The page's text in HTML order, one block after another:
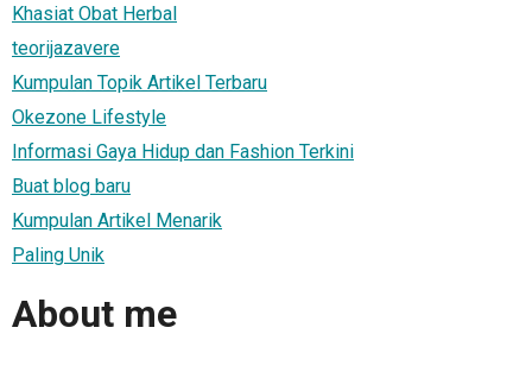
Khasiat Obat Herbal
teorijazavere
Kumpulan Topik Artikel Terbaru
Okezone Lifestyle
Informasi Gaya Hidup dan Fashion Terkini
Buat blog baru
Kumpulan Artikel Menarik
Paling Unik
About me